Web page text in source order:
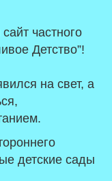
частного
Детство”!
на свет, а
детские сады